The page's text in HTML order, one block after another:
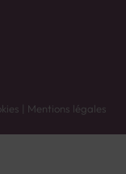
| Mentions légales